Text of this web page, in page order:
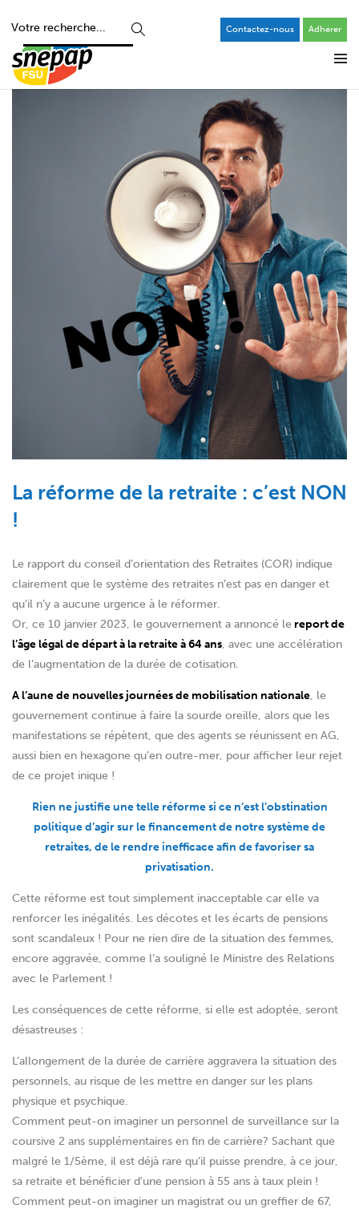
Contactez-nous Adhérer
La réforme de la retraite : c’est NON
!
Le rapport du conseil d’orientation des Retraites (COR) indique
clairement que le système des retraites n’est pas en danger et
qu’il n’y a aucune urgence à le réformer.
Or, ce 10 janvier 2023, le gouvernement a annoncé le report de
l’âge légal de départ à la retraite à 64 ans, avec une accélération
de l’augmentation de la durée de cotisation.
A l’aune de nouvelles journées de mobilisation nationale, le
gouvernement continue à faire la sourde oreille, alors que les
manifestations se répètent, que des agents se réunissent en AG,
aussi bien en hexagone qu’en outre-mer, pour afficher leur rejet
de ce projet inique !
Rien ne justifie une telle réforme si ce n’est l’obstination
politique d’agir sur le financement de notre système de
retraites, de le rendre inefficace afin de favoriser sa
privatisation.
Cette réforme est tout simplement inacceptable car elle va
renforcer les inégalités. Les décotes et les écarts de pensions
sont scandaleux ! Pour ne rien dire de la situation des femmes,
encore aggravée, comme l’a souligné le Ministre des Relations
avec le Parlement !
Les conséquences de cette réforme, si elle est adoptée, seront
désastreuses :
L’allongement de la durée de carrière aggravera la situation des
personnels, au risque de les mettre en danger sur les plans
physique et psychique.
Comment peut-on imaginer un personnel de surveillance sur la
coursive 2 ans supplémentaires en fin de carrière? Sachant que
malgré le 1/5ème, il est déjà rare qu’il puisse prendre, à ce jour,
sa retraite et bénéficier d’une pension à 55 ans à taux plein !
Comment peut-on imaginer un magistrat ou un greffier de 67,